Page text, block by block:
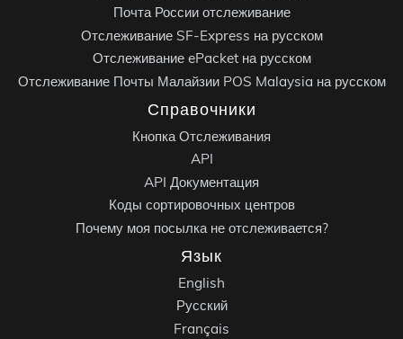
Почта России отслеживание
Отслеживание SF-Express на русском
Отслеживание ePacket на русском
Отслеживание Почты Малайзии POS Malaysia на русском
Справочники
Кнопка Отслеживания
API
API Документация
Коды сортировочных центров
Почему моя посылка не отслеживается?
Язык
English
Русский
Français